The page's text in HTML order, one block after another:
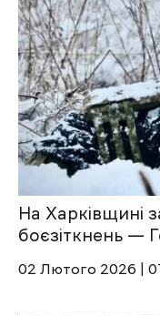
На Харківщині
боєзіткнень —
02 Лютого 2026 |